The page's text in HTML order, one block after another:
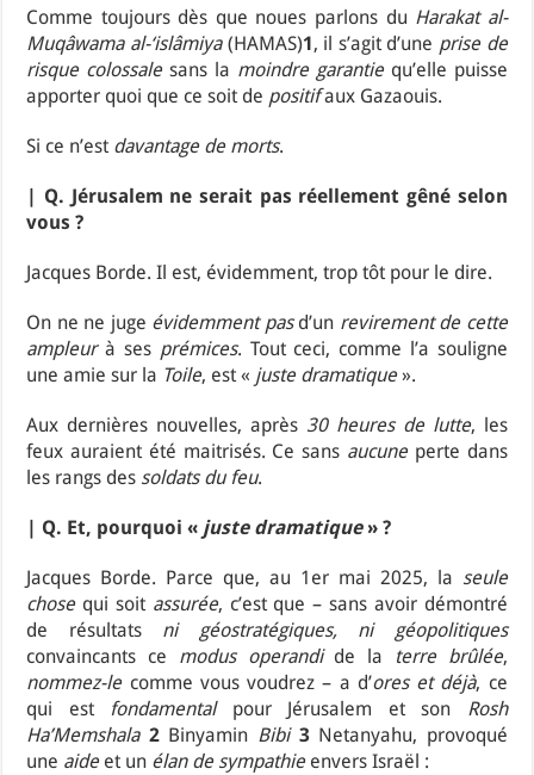
Comme toujours dès que noues parlons du Harakat al-
Muqâwama al-‘islâmiya(HAMAS)1, il s’agit d’une prise de
risque colossalesans la moindre garantiequ’elle puisse
apporter quoi que ce soit de positifaux Gazaouis.
Si ce n’est davantage de morts.
| Q. Jérusalem ne serait pas réellement gêné selon
vous ?
Jacques Borde. Il est, évidemment, trop tôt pour le dire.
On ne ne juge évidemment pasd’un revirement de cette
ampleurà ses prémices. Tout ceci, comme l’a souligne
une amie sur la Toile, est « juste dramatique».
Aux dernières nouvelles, après 30 heures de lutte, les
feux auraient été maitrisés. Ce sans aucuneperte dans
les rangs des soldats du feu.
| Q. Et, pourquoi « juste dramatique» ?
Jacques Borde. Parce que, au 1er mai 2025, la seule
chosequi soit assurée, c’est que – sans avoir démontré
de résultats ni géostratégiques, ni géopolitiques
convaincants ce modus operandide la terre brûlée,
nommez-lecomme vous voudrez – a d’ores et déjà, ce
qui est fondamentalpour Jérusalem et son
Rosh
Ha’Memshala 2Binyamin Bibi 3Netanyahu, provoqué
une aideet un élan de sympathieenvers Israël :